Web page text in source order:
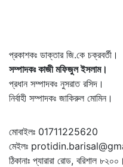
প্রকাশকঃ ডাক্তার জি.কে চক্রবর্তী।
সম্পাদকঃ কাজী মফিজুল ইসলাম।
প্রধান সম্পাদকঃ নুসরাত রসিদ।
নির্বাহী সম্পাদকঃ জাকিরুল মোমিন।
মোবাইলঃ 01711225620
মেইলঃ
ঠিকানাঃ প্যারারা রোড, বরিশাল ৮২০০।